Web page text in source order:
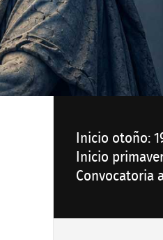
Inicio otoño:
Inicio
Convocatoria